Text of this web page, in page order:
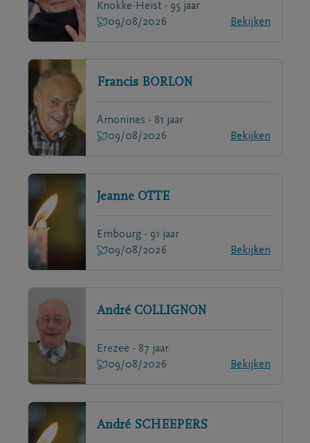
Knokke-Heist - 95 jaar
09/08/2026
Bekijken
Francis BORLON
Amonines - 81 jaar
09/08/2026
Bekijken
Jeanne OTTE
Embourg - 91 jaar
09/08/2026
Bekijken
André COLLIGNON
Erezee - 87 jaar
09/08/2026
Bekijken
André SCHEEPERS